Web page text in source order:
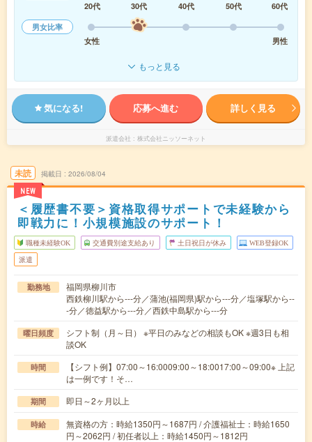
20代
30代 40代 50代
60代
男女比率
女性
男性
もっと見る
気になる! 応募へ進む 詳しく見る
派遣会社 株式会社ニッソーネット
未読
NEW
掲載日 2026/08/04
＜履歴書不要＞資格取得サポートで未経験から
即戦力に！小規模施設のサポート！
職種未経験OK 交通費別途支給あり 土日祝日が休み WEB登録OK
派遣
勤務地
福岡県柳川市
西鉄柳川駅から---分／蒲池(福岡県)駅から---分／塩塚駅から--
-分／徳益駅から---分／西鉄中島駅から---分
曜日頻度
シフト制（月～日） ※平日のみなどの相談もOK ※週3日も相
談OK
時間
【シフト例】07:00～16:0009:00～18:0017:00～09:00※ 上記
は一例です！そ…
期間 即日～2ヶ月以上
時給
無資格の方：時給1350円～1687円 / 介護福祉士：時給1650
円～2062円 / 初任者以上：時給1450円～1812円